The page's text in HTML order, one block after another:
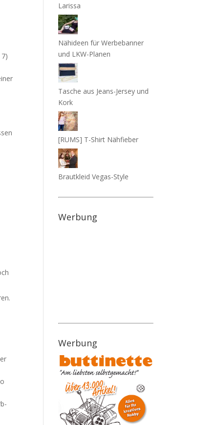
Larissa
Nähideen für Werbebanner
und LKW-Planen
Tasche aus Jeans-Jersey und
Kork
[RUMS] T-Shirt Nähfieber
Brautkleid Vegas-Style
Werbung
Werbung